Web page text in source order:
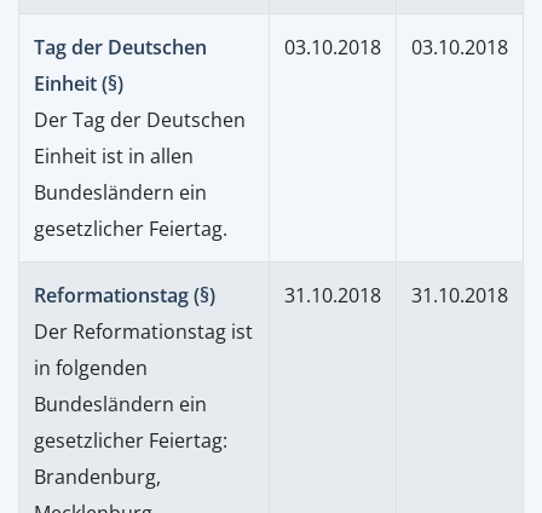
Tag der Deutschen
Einheit (§)
Der Tag der Deutschen
Einheit ist in allen
Bundesländern ein
gesetzlicher Feiertag.
03.10.2018 03.10.2018
Reformationstag (§)
Der Reformationstag ist
in folgenden
Bundesländern ein
gesetzlicher Feiertag:
Brandenburg,
31.10.2018 31.10.2018